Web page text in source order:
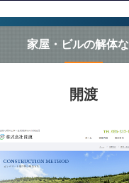
家屋・ビルの解体
開渡